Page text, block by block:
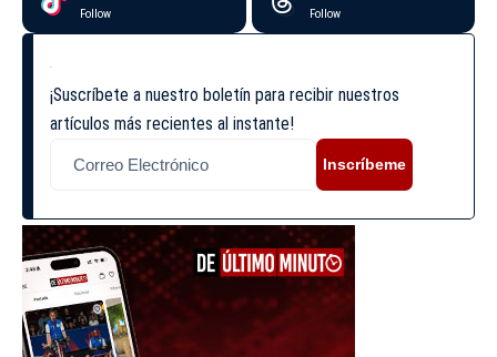
Follow Follow
¡Suscríbete a nuestro boletín para recibir nuestros
artículos más recientes al instante!
Inscríbeme